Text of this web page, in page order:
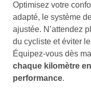
Optimisez votre
adapté, le système
ajustée. N’attendez
du cycliste et éviter
Équipez-vous dès
chaque kilomètre
performance.